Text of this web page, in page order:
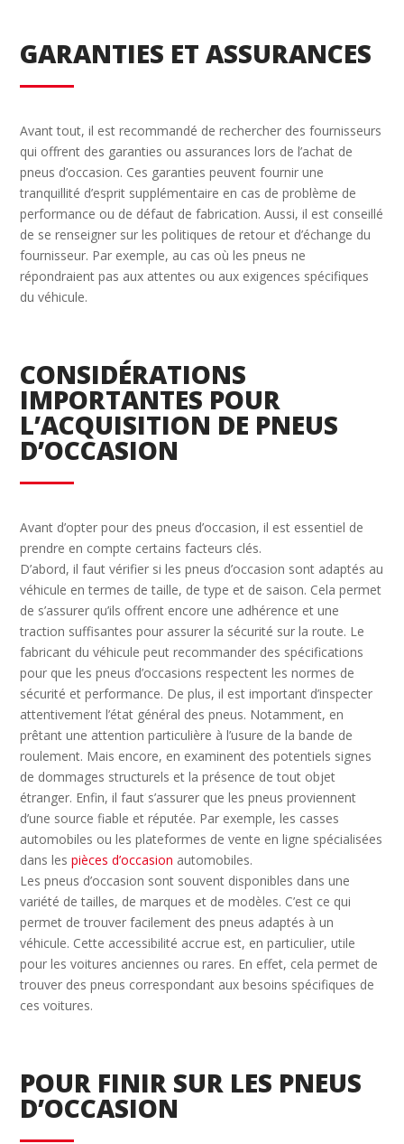
GARANTIES ET ASSURANCES
Avant tout, il est recommandé de rechercher des fournisseurs
qui offrent des garanties ou assurances lors de l’achat de
pneus d’occasion. Ces garanties peuvent fournir une
tranquillité d’esprit supplémentaire en cas de problème de
performance ou de défaut de fabrication. Aussi, il est conseillé
de se renseigner sur les politiques de retour et d’échange du
fournisseur. Par exemple, au cas où les pneus ne
répondraient pas aux attentes ou aux exigences spécifiques
du véhicule.
CONSIDÉRATIONS
IMPORTANTES POUR
L’ACQUISITION DE PNEUS
D’OCCASION
Avant d’opter pour des pneus d’occasion, il est essentiel de
prendre en compte certains facteurs clés.
D’abord, il faut vérifier si les pneus d’occasion sont adaptés au
véhicule en termes de taille, de type et de saison. Cela permet
de s’assurer qu’ils offrent encore une adhérence et une
traction suffisantes pour assurer la sécurité sur la route. Le
fabricant du véhicule peut recommander des spécifications
pour que les pneus d’occasions respectent les normes de
sécurité et performance. De plus, il est important d’inspecter
attentivement l’état général des pneus. Notamment, en
prêtant une attention particulière à l’usure de la bande de
roulement. Mais encore, en examinent des potentiels signes
de dommages structurels et la présence de tout objet
étranger. Enfin, il faut s’assurer que les pneus proviennent
d’une source fiable et réputée. Par exemple, les casses
automobiles ou les plateformes de vente en ligne spécialisées
dans lespièces d’occasion automobiles.
Les pneus d’occasion sont souvent disponibles dans une
variété de tailles, de marques et de modèles. C’est ce qui
permet de trouver facilement des pneus adaptés à un
véhicule. Cette accessibilité accrue est, en particulier, utile
pour les voitures anciennes ou rares. En effet, cela permet de
trouver des pneus correspondant aux besoins spécifiques de
ces voitures.
POUR FINIR SUR LES PNEUS
D’OCCASION